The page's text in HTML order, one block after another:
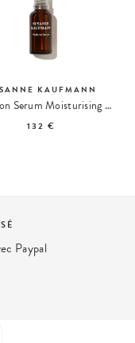
KAUFMANN
Hyaluron Serum Moisturising Sérum Hydratant
132 €
Nous répondons à